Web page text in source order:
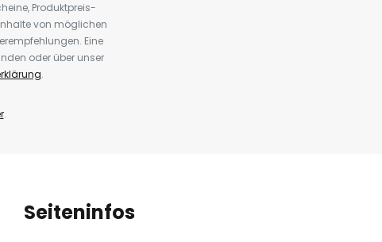
Produktpreis-
von möglichen
Eine
oder über unser
.
.
Seiteninfos